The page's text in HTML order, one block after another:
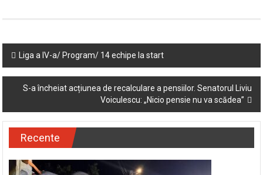
Post
navigation
Liga a IV-a/ Program/ 14 echipe la start
S-a încheiat acțiunea de recalculare a pensiilor. Senatorul Liviu
Voiculescu: „Nicio pensie nu va scădea”
Recente